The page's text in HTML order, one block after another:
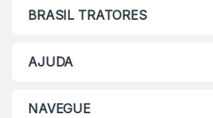
BRASIL TRATORES
AJUDA
NAVEGUE